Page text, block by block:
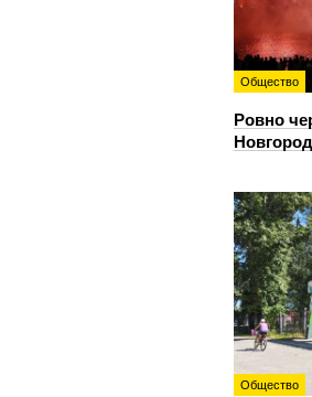
Общество
Ровно
Общество